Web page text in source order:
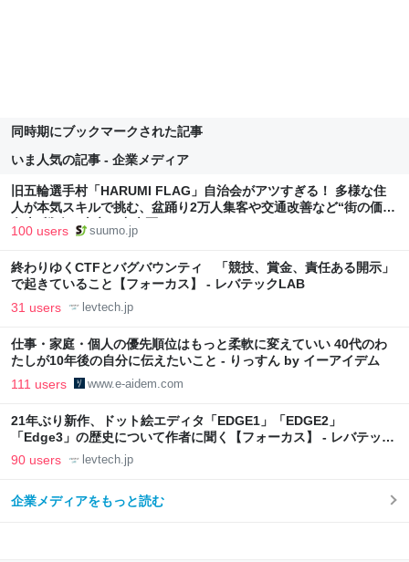
同時期にブックマークされた記事
いま人気の記事 - 企業メディア
旧五輪選手村「HARUMI FLAG」自治会がアツすぎる！ 多様な住
人が本気スキルで挑む、盆踊り2万人集客や交通改善など“街の価値
向上”戦略 東京・中央区
100 users suumo.jp
終わりゆくCTFとバグバウンティ 「競技、賞金、責任ある開示」
で起きていること【フォーカス】 - レバテックLAB
31 users levtech.jp
仕事・家庭・個人の優先順位はもっと柔軟に変えていい 40代のわ
たしが10年後の自分に伝えたいこと - りっすん by イーアイデム
111 users www.e-aidem.com
21年ぶり新作、ドット絵エディタ「EDGE1」「EDGE2」
「Edge3」の歴史について作者に聞く【フォーカス】 - レバテック
LAB
90 users levtech.jp
企業メディアをもっと読む